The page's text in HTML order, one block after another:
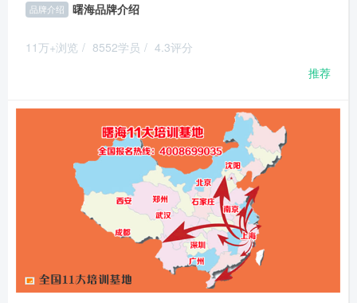
品牌介绍 曙海品牌介绍
11万+浏览 / 8552学员 / 4.3评分
推荐